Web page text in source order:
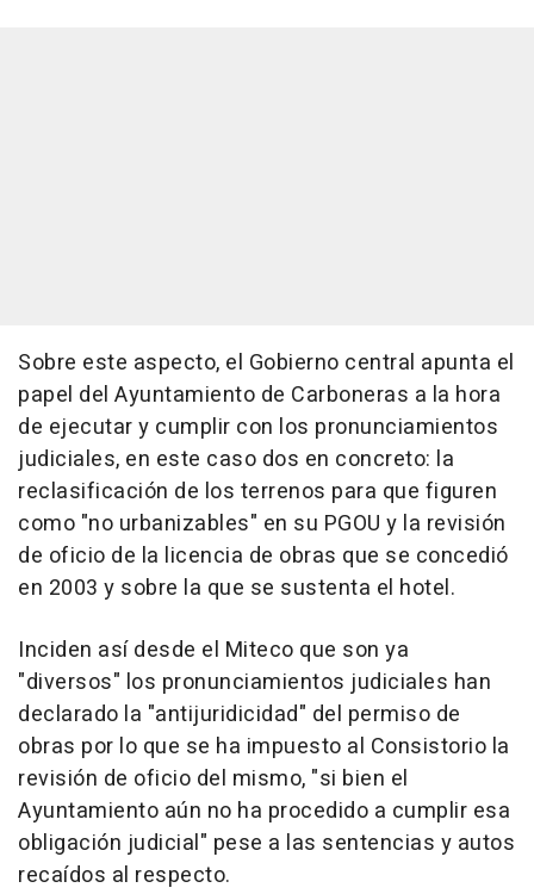
Sobre este aspecto, el Gobierno central apunta el
papel del Ayuntamiento de Carboneras a la hora
de ejecutar y cumplir con los pronunciamientos
judiciales, en este caso dos en concreto: la
reclasificación de los terrenos para que figuren
como "no urbanizables" en su PGOU y la revisión
de oficio de la licencia de obras que se concedió
en 2003 y sobre la que se sustenta el hotel.
Inciden así desde el Miteco que son ya
"diversos" los pronunciamientos judiciales han
declarado la "antijuridicidad" del permiso de
obras por lo que se ha impuesto al Consistorio la
revisión de oficio del mismo, "si bien el
Ayuntamiento aún no ha procedido a cumplir esa
obligación judicial" pese a las sentencias y autos
recaídos al respecto.